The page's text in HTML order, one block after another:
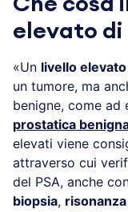
elevato di
«Un livello elevato
un tumore, ma
benigne, come ad
prostatica
elevati viene
attraverso cui
del PSA, anche
biopsia,